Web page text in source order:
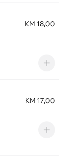
KM 18,00
KM 17,00